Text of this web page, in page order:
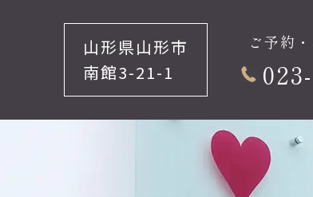
山形県山形市
南館3-21-1
ご予約